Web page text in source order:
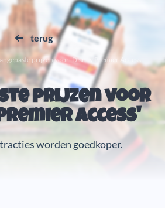
terug
prijzen voor 'Disney Premier Access'
prijzen voor
Access'
worden goedkoper.